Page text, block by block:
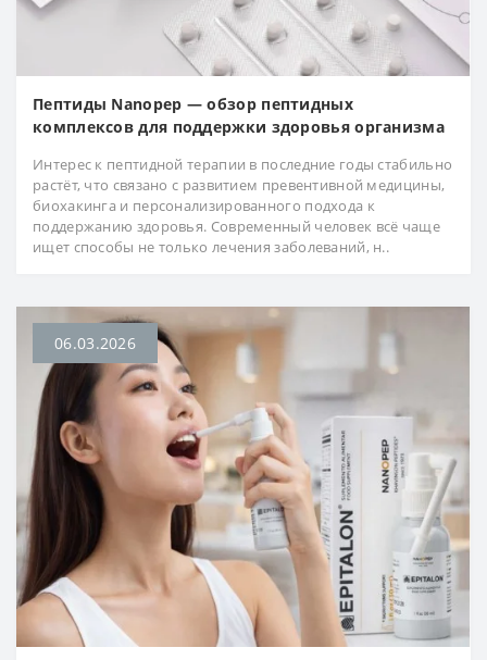
Пептиды Nanopep — обзор пептидных
комплексов для поддержки здоровья организма
Интерес к пептидной терапии в последние годы стабильно
растёт, что связано с развитием превентивной медицины,
биохакинга и персонализированного подхода к
поддержанию здоровья. Современный человек всё чаще
ищет способы не только лечения заболеваний, н..
06.03.2026